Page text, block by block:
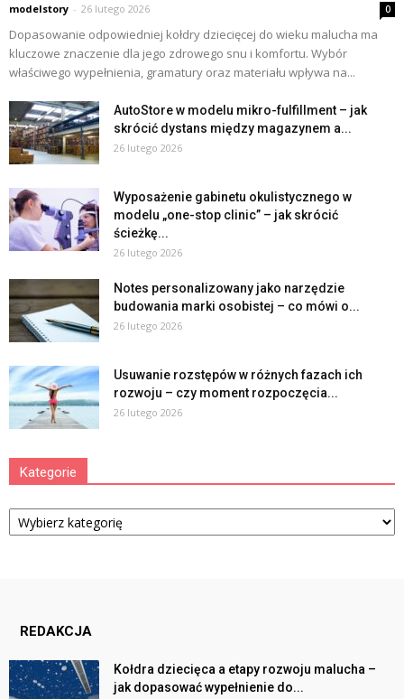
modelstory - 26 lutego 2026 0
Dopasowanie odpowiedniej kołdry dziecięcej do wieku malucha ma
kluczowe znaczenie dla jego zdrowego snu i komfortu. Wybór
właściwego wypełnienia, gramatury oraz materiału wpływa na...
AutoStore w modelu mikro-fulfillment – jak
skrócić dystans między magazynem a...
26 lutego 2026
Wyposażenie gabinetu okulistycznego w
modelu „one-stop clinic” – jak skrócić
ścieżkę...
26 lutego 2026
Notes personalizowany jako narzędzie
budowania marki osobistej – co mówi o...
26 lutego 2026
Usuwanie rozstępów w różnych fazach ich
rozwoju – czy moment rozpoczęcia...
26 lutego 2026
Kategorie
Kategorie
REDAKCJA
Kołdra dziecięca a etapy rozwoju malucha –
jak dopasować wypełnienie do...